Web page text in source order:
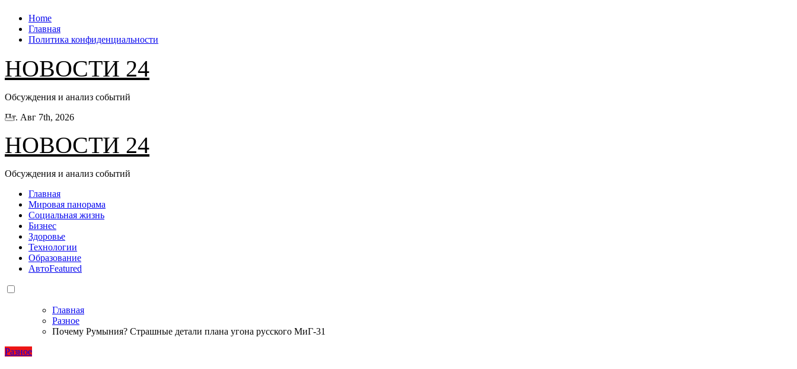
Перейти
содержанию
Home
Главная
Политика конфиденциальности
НОВОСТИ 24
Обсуждения и анализ событий
Пт. Авг 7th, 2026
НОВОСТИ 24
Обсуждения и анализ событий
Главная
Мировая панорама
Социальная жизнь
Бизнес
Здоровье
Технологии
Образование
АвтоFeatured
Главная
Разное
Почему Румыния? Страшные детали плана угона русского МиГ-31
Разное